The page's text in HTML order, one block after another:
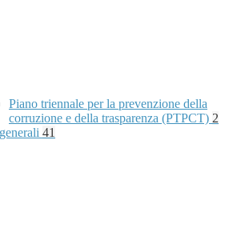
Piano triennale per la prevenzione della
corruzione e della trasparenza (PTPCT) 2
41